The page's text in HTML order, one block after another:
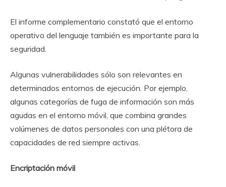
El informe complementario constató que el entorno
operativo del lenguaje también es importante para la
seguridad.
Algunas vulnerabilidades sólo son relevantes en
determinados entornos de ejecución. Por ejemplo,
algunas categorías de fuga de información son más
agudas en el entorno móvil, que combina grandes
volúmenes de datos personales con una plétora de
capacidades de red siempre activas.
Encriptación móvil